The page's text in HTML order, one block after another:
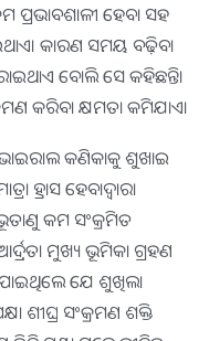
ହେବା ସହ
କାରଣ ସମୟ ବଢ଼ିବା
ବୋଲି ସେ କହିଛନ୍ତି।
କରିବା କ୍ଷମତା କମିଯାଏ।
କଣିକାକୁ ଶୁଖାଇ
ହ୍ରାସ ହେବାଦ୍ୱାରା
କମ ସଂକ୍ରମିତ
ମୁଖ୍ୟ ଭୂମିକା ଗ୍ରହଣ
ପାଇଥିଲେ ଯେ ଶୁଖିଲା
ଶୀଘ୍ର ସଂକ୍ରମଣ ଶକ୍ତି